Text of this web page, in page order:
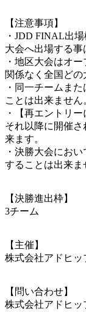
【注意事項】
・JDD FINAL出
大会へ出場する事
・地区大会はオ
関係なく全国どの
・同一チームま
ことは出来ません
・【再エントリ
それ以降に開催
来ます。
・決勝大会にお
することは出来ま
【決勝進出枠】
3チーム
【主催】
株式会社アドヒッ
【問い合わせ】
株式会社アドヒッ